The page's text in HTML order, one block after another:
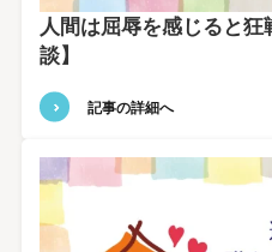
人間は屈辱を感じると
談】
記事の詳細へ